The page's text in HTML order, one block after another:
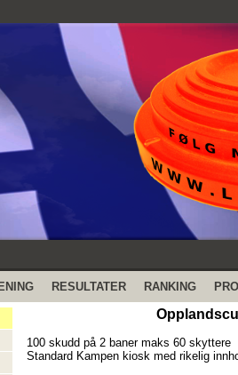
RESULTATER RANKING
100 skudd på 2 baner maks 60 skyttere
Standard Kampen kiosk med rikelig